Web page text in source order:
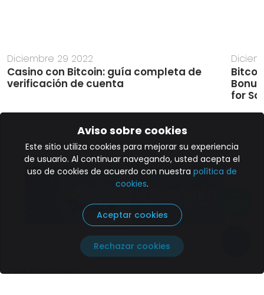
Aviso sobre cookies
Este sitio utiliza cookies para mejorar su experiencia
de usuario. Al continuar navegando, usted acepta el
uso de cookies de acuerdo con nuestra política de
cookies.
Aceptar cookies
Rechazar cookies
Diciembre 29 2022
Casino con Bitcoin: guía completa de
verificación de cuenta
for
Paga aquí
Certificaciones